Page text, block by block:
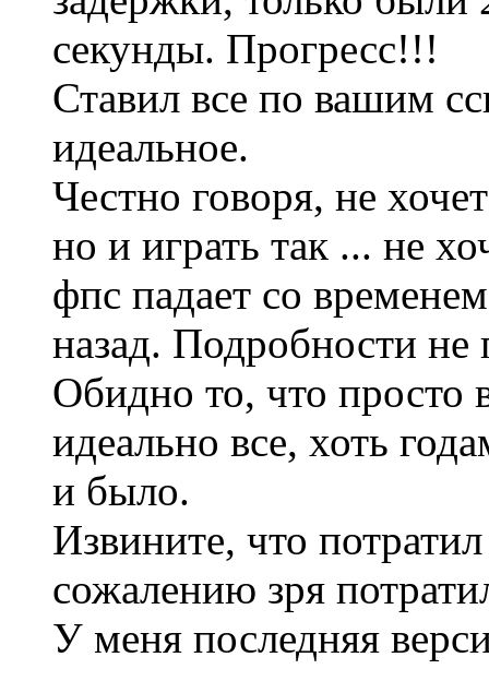
секунды. Прогресс!!!
Ставил все по вашим
идеальное.
Честно говоря, не
но и играть так ... не
фпс падает со
назад. Подробности
Обидно то, что
идеально все, хоть
и было.
Извините, что
сожалению зря
У меня последняя